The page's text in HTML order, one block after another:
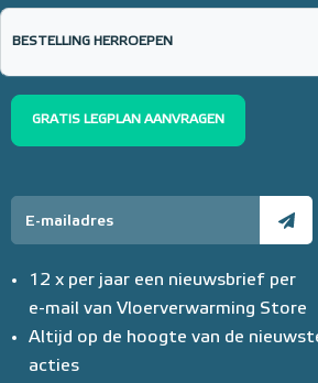
BESTELLING HERROEPEN
GRATIS LEGPLAN AANVRAGEN
12 x per jaar een nieuwsbrief per
e-mail van Vloerverwarming Store
Altijd op de hoogte van de
acties